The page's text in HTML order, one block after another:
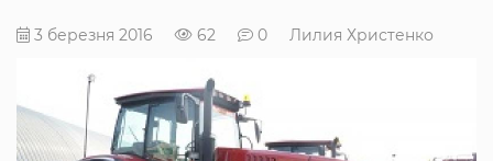
3 березня 2016 62 0 Лилия Христенко